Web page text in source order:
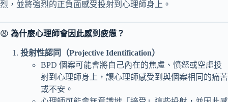
烈，並將強烈的正負面感受投射到心理師身上。
😩 為什麼心理師會因此感到疲憊？
投射性認同（Projective Identification）
BPD 個案可能會將自己內在的焦慮、憤怒或空虛投
射到心理師身上，讓心理師感受到與個案相同的痛苦
或不安。